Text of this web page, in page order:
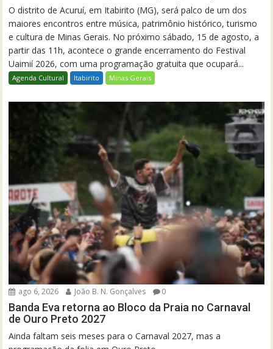
O distrito de Acuruí, em Itabirito (MG), será palco de um dos
maiores encontros entre música, patrimônio histórico, turismo
e cultura de Minas Gerais. No próximo sábado, 15 de agosto, a
partir das 11h, acontece o grande encerramento do Festival
Uaimií 2026, com uma programação gratuita que ocupará...
Agenda Cultural Itabirito Minas Gerais
ago 6, 2026 João B. N. Gonçalves 0
Banda Eva retorna ao Bloco da Praia no Carnaval
de Ouro Preto 2027
Ainda faltam seis meses para o Carnaval 2027, mas a